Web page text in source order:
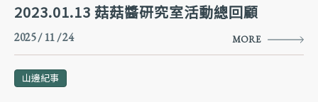
2023.01.13 菇菇醬研究室活動總回顧
MORE
2025 / 11 / 24
山邊紀事